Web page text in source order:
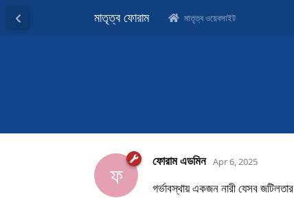
মাতৃত্ব ফোরাম মাতৃত্ব ওয়েবসাইট
ফ ফোরাম এডমিন Apr 6, 2025
গর্ভাবস্থায় একজন নারী যেসব